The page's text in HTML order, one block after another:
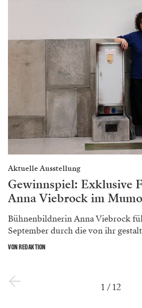
Aktuelle Ausstellung
Gewinnspiel: Exklusive
Anna Viebrock im
Bühnenbildnerin Anna Viebrock
September durch die von ihr
VON REDAKTION
1 /12